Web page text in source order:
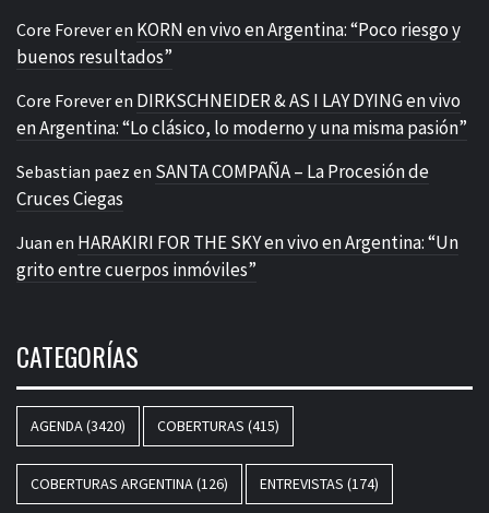
Core Foreveren KORN en vivo en Argentina: “Poco riesgo y
buenos resultados”
Core Foreveren DIRKSCHNEIDER & AS I LAY DYING en vivo
en Argentina: “Lo clásico, lo moderno y una misma pasión”
Sebastian paez en SANTA COMPAÑA – La Procesión de
Cruces Ciegas
Juan en HARAKIRI FOR THE SKY en vivo en Argentina: “Un
grito entre cuerpos inmóviles”
CATEGORÍAS
AGENDA(3420) COBERTURAS (415)
COBERTURAS ARGENTINA(126) ENTREVISTAS (174)